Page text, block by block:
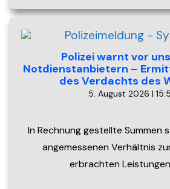
Polizei warnt vor
Notdienstanbietern –
des Verdachts des
5. August 2026 |
In Rechnung gestellte Summen
angemessenen Verhältnis
erbrachten Leistungen